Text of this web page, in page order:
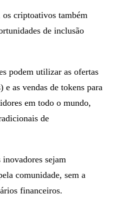
criptoativos também
de inclusão
podem utilizar as ofertas
as vendas de tokens para
em todo o mundo,
de
sejam
comunidade, sem a
financeiros.